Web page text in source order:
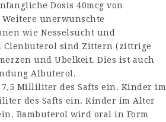
Dosis 40mcg von
unerwunschte
wie Nesselsucht und
Clenbuterol sind Zittern (zittrige
und Ubelkeit. Dies ist auch
Albuterol.
Milliliter des Safts ein. Kinder im
des Safts ein. Kinder im Alter
Bambuterol wird oral in Form